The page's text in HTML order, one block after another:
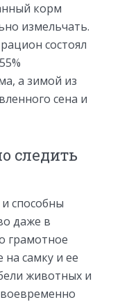
корм
измельчать.
состоял
а зимой из
сена и
следить
способны
даже в
грамотное
на самку и ее
животных и